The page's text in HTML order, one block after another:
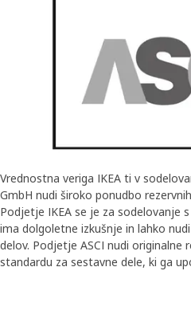
Vrednostna veriga IKEA ti v
GmbH nudi široko ponudbo
Podjetje IKEA se je za sodelovanje
ima dolgoletne izkušnje in lahko
delov. Podjetje ASCI nudi originalne
standardu za sestavne dele, ki ga